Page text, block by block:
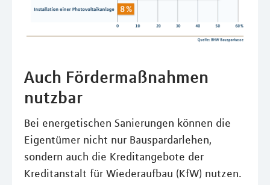
Auch Fördermaßnahmen
nutzbar
Bei energetischen Sanierungen können die
Eigentümer nicht nur Bauspardarlehen,
sondern auch die Kreditangebote der
Kreditanstalt für Wiederaufbau (KfW) nutzen.